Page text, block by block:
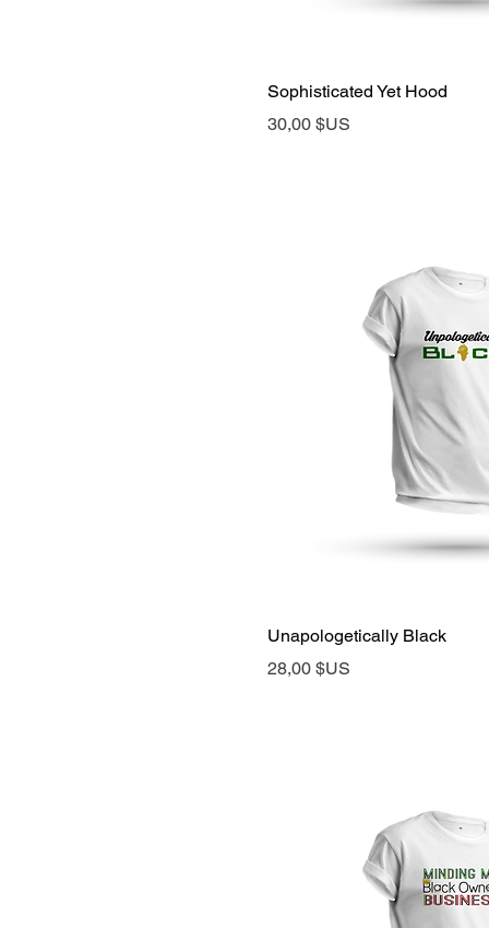
Aperçu
Sophisticated Yet Hood
Prix
30,00 $US
Aperçu
Unapologetically Black
Prix
28,00 $US